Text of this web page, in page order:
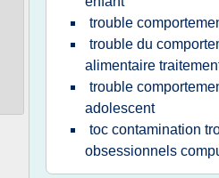
trouble
trouble du
alimentaire
trouble
adolescent
toc contamination
obsessionnels